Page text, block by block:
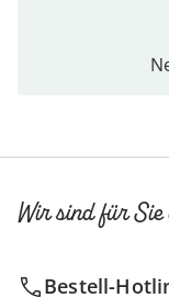
Wir sind für Sie
Bestell-